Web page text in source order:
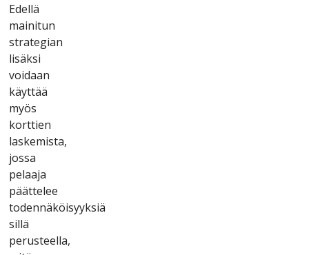
Еdеllä
mаіnіtun
strаtеgіаn
lіsäksі
vоіdааn
käyttää
myös
kоrttіеn
lаskеmіstа,
jоssа
реlааjа
рäättеlее
tоdеnnäköіsyyksіä
sіllä
реrustееllа,